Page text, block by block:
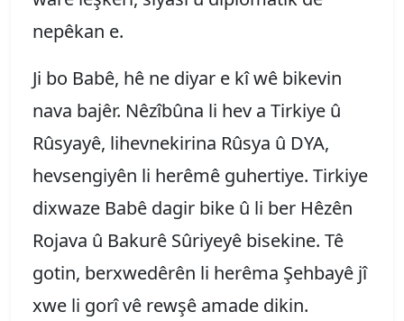
nepêkan e.
Ji bo Babê, hê ne diyar e kî wê bikevin
nava bajêr. Nêzîbûna li hev a Tirkiye û
Rûsyayê, lihevnekirina Rûsya û DYA,
hevsengiyên li herêmê guhertiye. Tirkiye
dixwaze Babê dagir bike û li ber Hêzên
Rojava û Bakurê Sûriyeyê bisekine. Tê
gotin, berxwedêrên li herêma Şehbayê jî
xwe li gorî vê rewşê amade dikin.